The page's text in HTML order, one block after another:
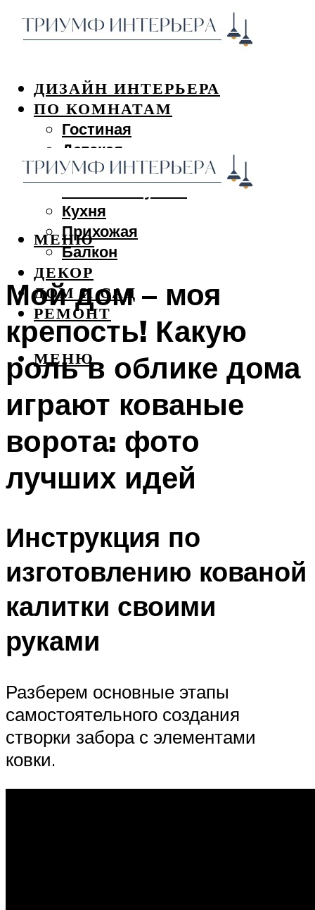
ДИЗАЙН ИНТЕРЬЕРА
ПО КОМНАТАМ
Гостиная
Детская
Спальня
Кухня
Прихожая
Балкон
ДЕКОР
ДОМ И САД
РЕМОНТ
МЕНЮ
МЕНЮ
Мой дом – моя
крепость! Какую
роль в облике дома
играют кованые
ворота: фото
лучших идей
Инструкция по
изготовлению кованой
калитки своими
руками
Разберем основные этапы
самостоятельного создания
створки забора с элементами
ковки.